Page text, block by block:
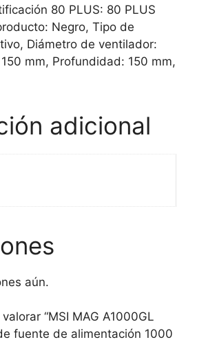
80 PLUS: 80 PLUS
Negro, Tipo de
Diámetro de ventilador:
mm, Profundidad: 150 mm,
adicional
aún.
“MSI MAG A1000GL
fuente de alimentación 1000